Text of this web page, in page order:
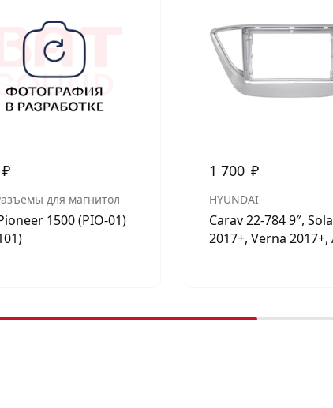
₽
для магнитол
1500 (PIO-01)
1 700 ₽
HYUNDAI
Carav 22-784 9″,
2017+, Verna 2017+,